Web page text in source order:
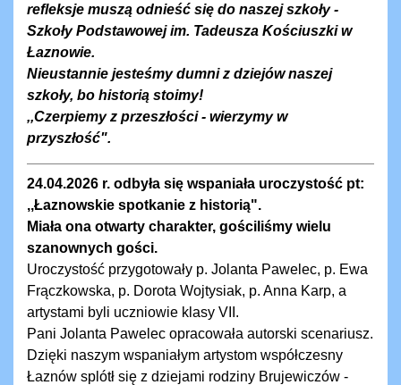
refleksje muszą odnieść się do naszej szkoły -
Szkoły Podstawowej im. Tadeusza Kościuszki w
Łaznowie.
Nieustannie jesteśmy dumni z dziejów naszej
szkoły, bo historią stoimy!
,,Czerpiemy z przeszłości - wierzymy w
przyszłość".
24.04.2026 r. odbyła się wspaniała uroczystość pt:
,,Łaznowskie spotkanie z historią".
Miała ona otwarty charakter, gościliśmy wielu
szanownych gości.
Uroczystość przygotowały p. Jolanta Pawelec, p. Ewa
Frączkowska, p. Dorota Wojtysiak, p. Anna Karp, a
artystami byli uczniowie klasy VII.
Pani Jolanta Pawelec opracowała autorski scenariusz.
Dzięki naszym wspaniałym artystom współczesny
Łaznów splótł się z dziejami rodziny Brujewiczów -